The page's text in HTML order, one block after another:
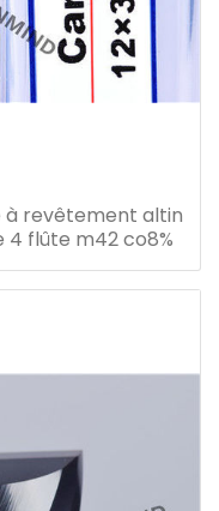
à revêtement altin
4 flûte m42 co8%